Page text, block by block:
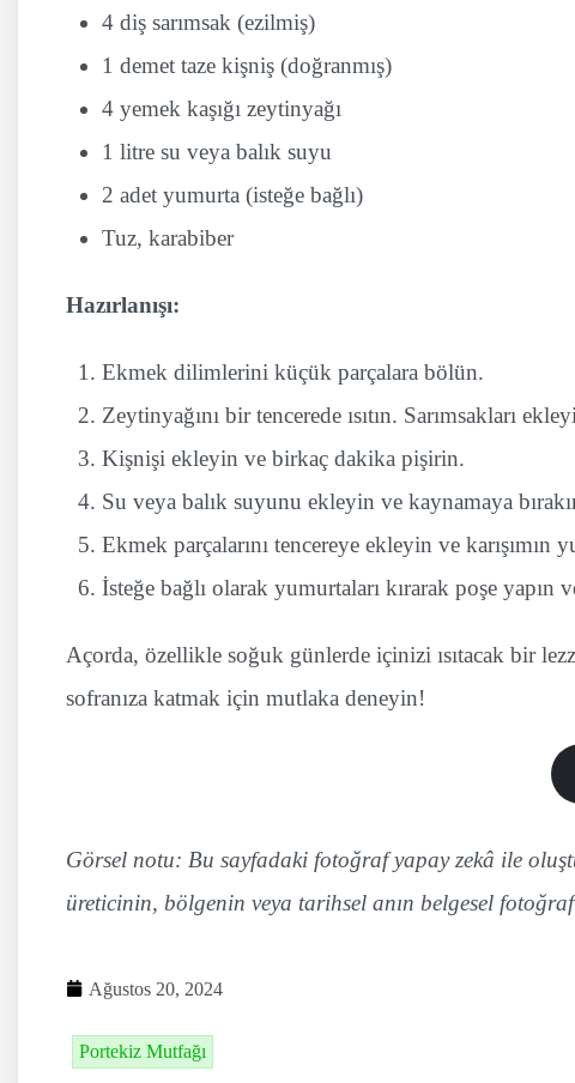
4 diş sarımsak (ezilmiş)
1 demet taze kişniş (doğranmış)
4 yemek kaşığı zeytinyağı
1 litre su veya balık suyu
2 adet yumurta (isteğe bağlı)
Tuz, karabiber
Hazırlanışı:
Ekmek dilimlerini küçük parçalara bölün.
Zeytinyağını bir tencerede ısıtın. Sarımsakları
Kişnişi ekleyin ve birkaç dakika pişirin.
Su veya balık suyunu ekleyin ve kaynamaya
Ekmek parçalarını tencereye ekleyin ve karışımın
İsteğe bağlı olarak yumurtaları kırarak poşe yapın
Açorda, özellikle soğuk günlerde içinizi ısıtacak bir
sofranıza katmak için mutlaka deneyin!
Görsel notu: Bu sayfadaki fotoğraf yapay zekâ ile
üreticinin, bölgenin veya tarihsel anın belgesel
Ağustos 20, 2024
Portekiz Mutfağı